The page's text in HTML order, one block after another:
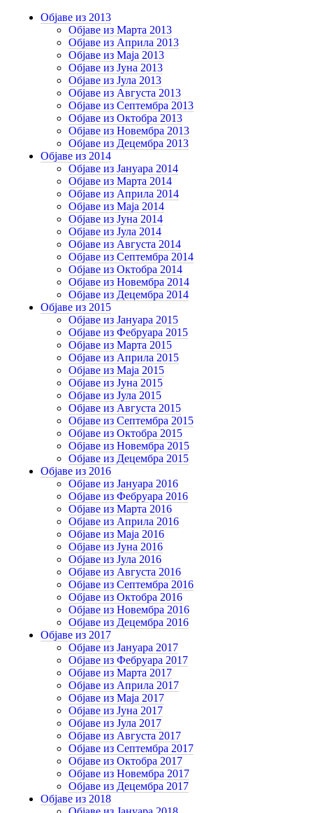
Објаве из 2013
Објаве из Марта 2013
Објаве из Априла 2013
Објаве из Маја 2013
Објаве из Јунa 2013
Објаве из Јула 2013
Објаве из Августа 2013
Објаве из Септембра 2013
Објаве из Октобра 2013
Објаве из Новембра 2013
Објаве из Децембра 2013
Објаве из 2014
Објаве из Јануара 2014
Објаве из Марта 2014
Објаве из Априла 2014
Објаве из Маја 2014
Објаве из Јуна 2014
Објаве из Јула 2014
Објаве из Августа 2014
Објаве из Септембра 2014
Објаве из Октобра 2014
Објаве из Новембра 2014
Објаве из Децембра 2014
Објаве из 2015
Објаве из Јануара 2015
Објаве из Фебруара 2015
Објаве из Марта 2015
Објаве из Априла 2015
Објаве из Маја 2015
Објаве из Јуна 2015
Објаве из Јула 2015
Објаве из Августа 2015
Објаве из Септембра 2015
Објаве из Октобра 2015
Објаве из Новембра 2015
Објаве из Децембра 2015
Објаве из 2016
Објаве из Јануара 2016
Објаве из Фебруара 2016
Објаве из Марта 2016
Објаве из Априла 2016
Објаве из Маја 2016
Објаве из Јуна 2016
Објаве из Јула 2016
Објаве из Августа 2016
Објаве из Септембра 2016
Објаве из Октобра 2016
Објаве из Новембра 2016
Објаве из Децембра 2016
Објаве из 2017
Објаве из Јануара 2017
Објаве из Фебруара 2017
Објаве из Марта 2017
Објаве из Априла 2017
Објаве из Маја 2017
Објаве из Јуна 2017
Објаве из Јула 2017
Објаве из Августа 2017
Објаве из Септембра 2017
Објаве из Октобра 2017
Објаве из Новембра 2017
Објаве из Децембра 2017
Објаве из 2018